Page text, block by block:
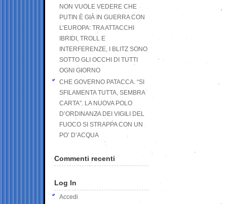
NON VUOLE VEDERE CHE
PUTIN È GIÀ IN GUERRA CON
L’EUROPA: TRA ATTACCHI
IBRIDI, TROLL E
INTERFERENZE, I BLITZ SONO
SOTTO GLI OCCHI DI TUTTI
OGNI GIORNO
CHE GOVERNO PATACCA. “SI
SFILAMENTA TUTTA, SEMBRA
CARTA”. LA NUOVA POLO
D’ORDINANZA DEI VIGILI DEL
FUOCO SI STRAPPA CON UN
PO’ D’ACQUA
Commenti recenti
Log In
Accedi